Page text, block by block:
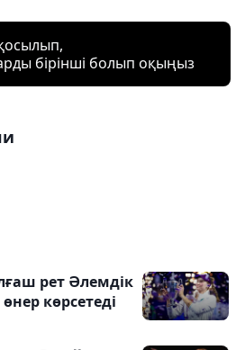
бірінші болып оқыңыз
рет Әлемдік
көрсетеді